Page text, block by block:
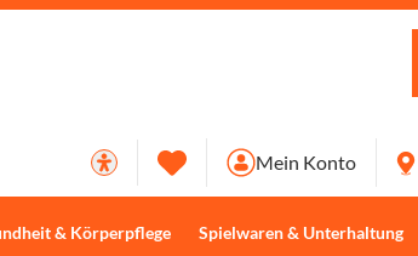
& Körperpflege Spielwaren & Unterhaltung
Mein Konto